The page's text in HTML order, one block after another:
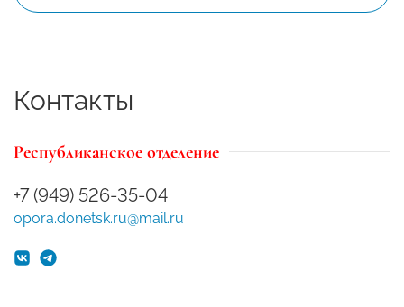
Контакты
Республиканское отделение
+7 (949) 526-35-04
opora.donetsk.ru@mail.ru